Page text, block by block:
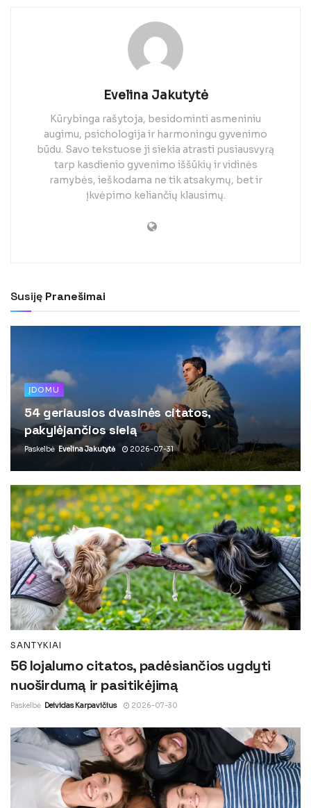
Evelina Jakutytė
Kūrybinga rašytoja, besidominti asmeniniu
augimu, psichologija ir harmoningu gyvenimo
būdu. Savo tekstuose ji siekia atrasti pusiausvyrą
tarp kasdienio gyvenimo iššūkių ir vidinės
ramybės, ieškodama ne tik atsakymų, bet ir
įkvėpimo keliančių klausimų.
Susiję Pranešimai
ĮDOMU
54 geriausios dvasinės citatos,
pakylėjančios sielą
Paskelbė Evelina Jakutytė 2026-07-31
SANTYKIAI
56 lojalumo citatos, padėsiančios ugdyti
nuoširdumą ir pasitikėjimą
Paskelbė Deividas Karpavičius 2026-07-30